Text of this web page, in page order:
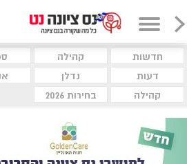
חדשות קהילה
דעות
נדלן
קהילה
בחירות 2026